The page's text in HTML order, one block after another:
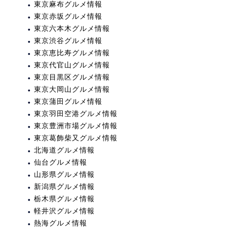
東京麻布グルメ情報
東京赤坂グルメ情報
東京六本木グルメ情報
東京渋谷グルメ情報
東京恵比寿グルメ情報
東京代官山グルメ情報
東京目黒区グルメ情報
東京大岡山グルメ情報
東京蒲田グルメ情報
東京羽田空港グルメ情報
東京豊洲市場グルメ情報
東京葛飾柴又グルメ情報
北海道グルメ情報
仙台グルメ情報
山形県グルメ情報
新潟県グルメ情報
栃木県グルメ情報
軽井沢グルメ情報
熱海グルメ情報